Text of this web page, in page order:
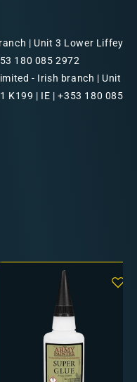
| Unit 3 Lower Liffey
180 085 2972
- Irish branch | Unit
K199 | IE | +353 180 085